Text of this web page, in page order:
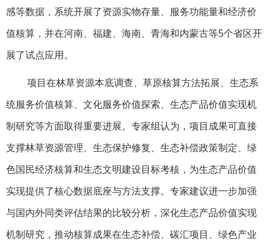
感等数据，系统开展了资源实物存量、服务功能量和经济价
值核算，并在河南、福建、海南、青海和内蒙古等5个省区开
展了试点应用。
项目在林草资源本底调查、草原核算方法拓展、生态系
统服务价值核算、文化服务价值探索、生态产品价值实现机
制研究等方面取得重要进展。专家组认为，项目成果可直接
支撑林草资源管理、生态保护修复、生态补偿政策制定、绿
色国民经济核算和生态文明建设目标考核，为生态产品价值
实现提供了核心数据底座与方法支撑。专家建议进一步加强
与国内外同类评估结果的比较分析，深化生态产品价值实现
机制研究，推动核算成果在生态补偿、碳汇项目、绿色产业